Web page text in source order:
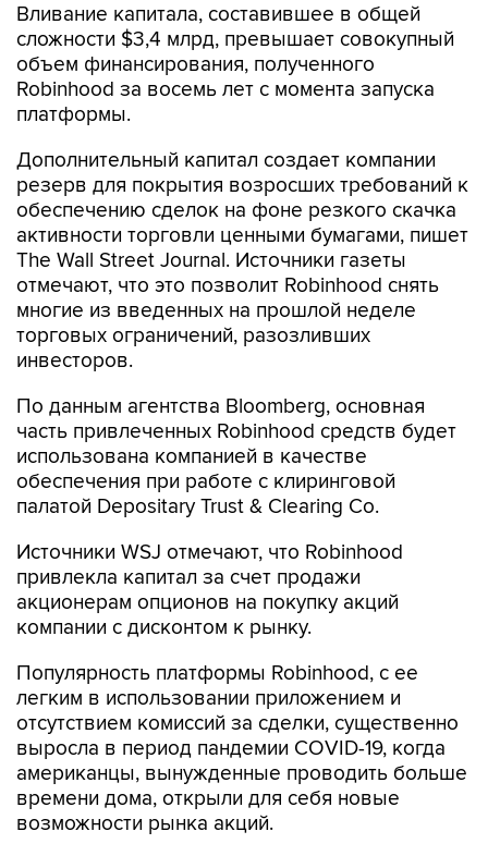
Вливание капитала, составившее в общей
сложности $3,4 млрд, превышает совокупный
объем финансирования, полученного
Robinhood за восемь лет с момента запуска
платформы.
Дополнительный капитал создает компании
резерв для покрытия возросших требований к
обеспечению сделок на фоне резкого скачка
активности торговли ценными бумагами, пишет
The Wall Street Journal. Источники газеты
отмечают, что это позволит Robinhood снять
многие из введенных на прошлой неделе
торговых ограничений, разозливших
инвесторов.
По данным агентства Bloomberg, основная
часть привлеченных Robinhood средств будет
использована компанией в качестве
обеспечения при работе с клиринговой
палатой Depositary Trust & Clearing Co.
Источники WSJ отмечают, что Robinhood
привлекла капитал за счет продажи
акционерам опционов на покупку акций
компании с дисконтом к рынку.
Популярность платформы Robinhood, с ее
легким в использовании приложением и
отсутствием комиссий за сделки, существенно
выросла в период пандемии COVID-19, когда
американцы, вынужденные проводить больше
времени дома, открыли для себя новые
возможности рынка акций.